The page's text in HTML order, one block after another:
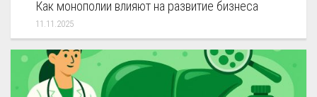
Как монополии влияют на развитие бизнеса
11.11.2025